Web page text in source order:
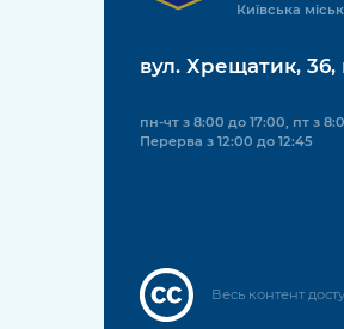
Київська
вул. Хрещатик, 36,
пн-чт з 8:00 до 17:00, пт з
Перерва з 12:00 до 12:45
Весь контент